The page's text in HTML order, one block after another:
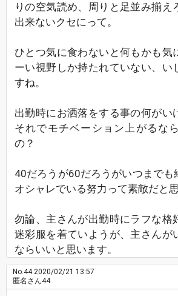
りの空気読め、周りと足並み揃え
出来ないクセにって。
ひとつ気に食わないと何もかも気
ーい視野しか持たれていない、い
すね。
出勤時にお洒落をする事の何がい
それでモチベーション上がるな
の？
40だろうが60だろうがいつまでも
オシャレでいる努力って素敵だと
勿論、主さんが出勤時にラフな格
迷彩服を着ていようが、主さんが
ならいいと思います。
No.442020/02/21 13:57
匿名さん44